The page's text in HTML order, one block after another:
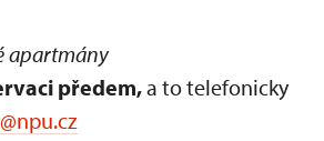
apartmány
předem,a to telefonicky